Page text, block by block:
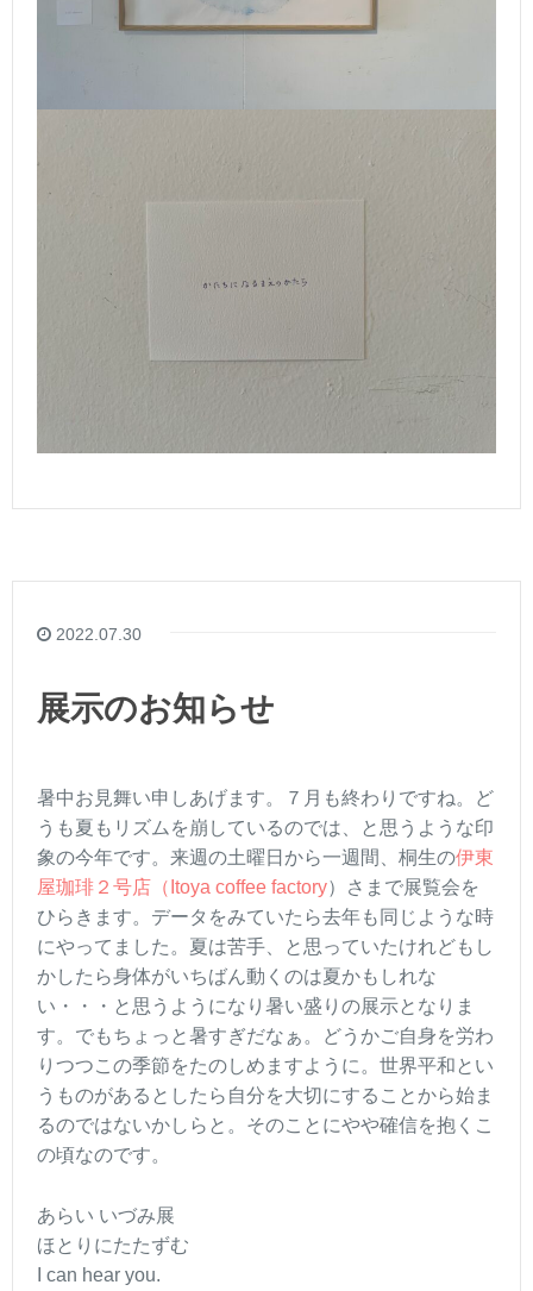
2022.07.30
展示のお知らせ
暑中お見舞い申しあげます。７月も終わりですね。ど
うも夏もリズムを崩しているのでは、と思うような印
象の今年です。来週の土曜日から一週間、桐生の伊東
屋珈琲２号店（Itoya coffee factory）さまで展覧会を
ひらきます。データをみていたら去年も同じような時
にやってました。夏は苦手、と思っていたけれどもし
かしたら身体がいちばん動くのは夏かもしれな
い・・・と思うようになり暑い盛りの展示となりま
す。でもちょっと暑すぎだなぁ。どうかご自身を労わ
りつつこの季節をたのしめますように。世界平和とい
うものがあるとしたら自分を大切にすることから始ま
るのではないかしらと。そのことにやや確信を抱くこ
の頃なのです。
あらい いづみ展
ほとりにたたずむ
I can hear you.